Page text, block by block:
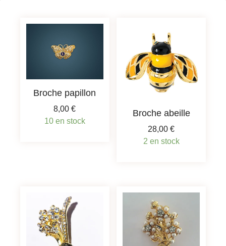
Broche papillon
8,00€
10 en stock
Broche abeille
28,00€
2 en stock